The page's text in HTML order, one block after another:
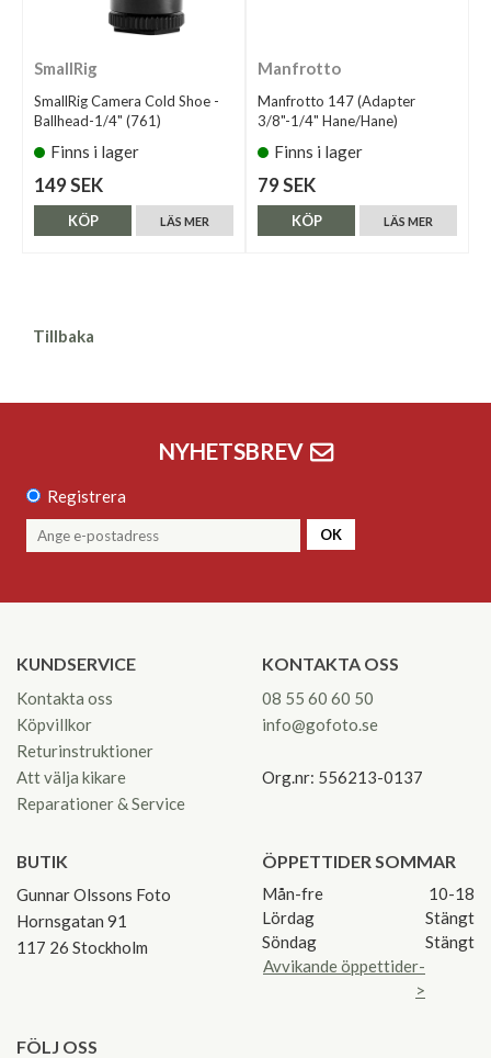
SmallRig
SmallRig Camera Cold Shoe -
Ballhead-1/4" (761)
Finns i lager
149 SEK
LÄS MER
KÖP
Manfrotto
Manfrotto 147 (Adapter
3/8"-1/4" Hane/Hane)
Finns i lager
79 SEK
LÄS MER
KÖP
Tillbaka
NYHETSBREV
Registrera
OK
KUNDSERVICE
Kontakta oss
Köpvillkor
Returinstruktioner
Att välja kikare
Reparationer & Service
KONTAKTA OSS
08 55 60 60 50
info@gofoto.se
Org.nr: 556213-0137
BUTIK
Gunnar Olssons Foto
Hornsgatan 91
117 26 Stockholm
ÖPPETTIDER SOMMAR
Mån-fre
10-18
Lördag
Stängt
Söndag
Stängt
Avvikande öppettider-
>
FÖLJ OSS